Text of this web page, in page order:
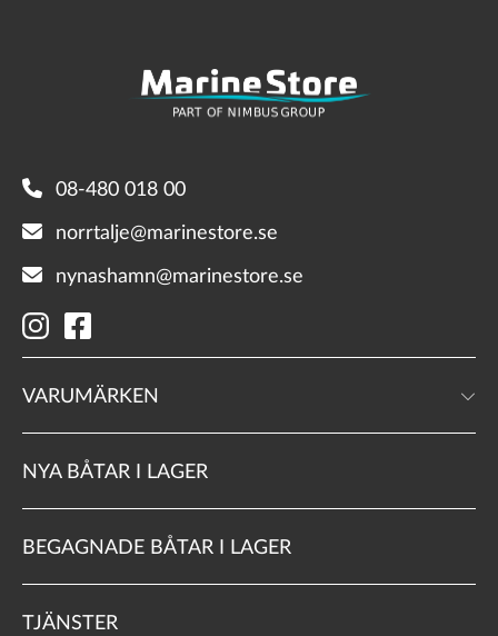
08-480 018 00
norrtalje@marinestore.se
nynashamn@marinestore.se
VARUMÄRKEN
NYA BÅTAR I LAGER
BEGAGNADE BÅTAR I LAGER
TJÄNSTER